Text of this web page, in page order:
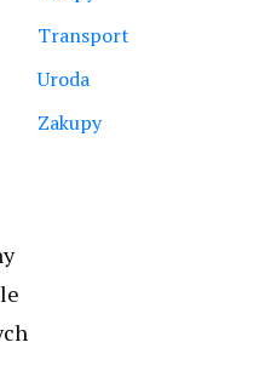
Transport
Uroda
Zakupy